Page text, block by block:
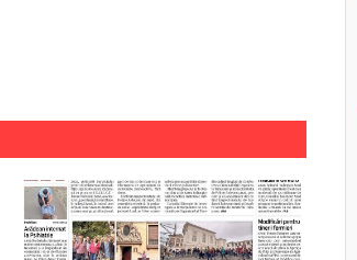
Jurnal Arădean Digital